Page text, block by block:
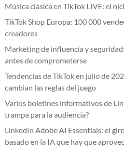
Música clásica en TikTok LIVE: el
TikTok Shop Europa: 100 000
creadores
Marketing de influencia y
antes de comprometerse
Tendencias de TikTok en julio de
cambian las reglas del juego
Varios boletines informativos de
trampa para la audiencia?
LinkedIn Adobe AI Essentials: el
basado en la IA que hay que